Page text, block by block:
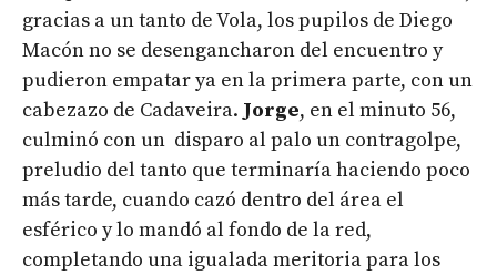
gracias a un tanto de Vola, los pupilos de Diego
Macón no se desengancharon del encuentro y
pudieron empatar ya en la primera parte, con un
cabezazo de Cadaveira. Jorge, en el minuto 56,
culminó con un disparo al palo un contragolpe,
preludio del tanto que terminaría haciendo poco
más tarde, cuando cazó dentro del área el
esférico y lo mandó al fondo de la red,
completando una igualada meritoria para los